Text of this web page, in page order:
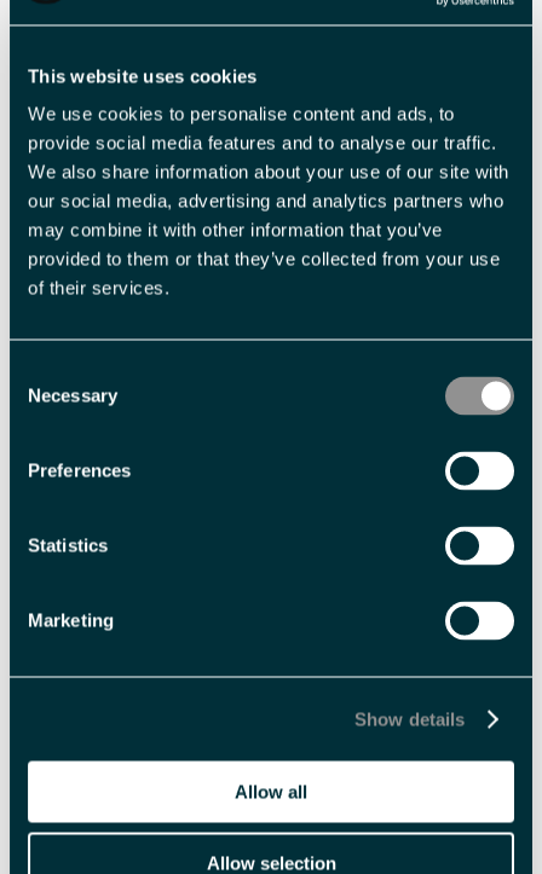
This website uses cookies
We use cookies to personalise content and ads, to
provide social media features and to analyse our traffic.
We also share information about your use of our site with
our social media, advertising and analytics partners who
may combine it with other information that you’ve
provided to them or that they’ve collected from your use
of their services.
Selection
Necessary
Preferences
Statistics
Marketing
Show details
Allow all
Allow selection
ligger i de fantastiske naturopplevelsene, som ikke lar seg
opplevelser i tiden du er på Svalbard - det være seg på snø og is
om vinteren eller på barmark og sjø i sommersesongen. Vi kan
love at opplevelsene i Høy-Arktis uansett er mange og gode –
bruk gjerne våre innholdsrike nettsider til å manøvrere deg frem
og finne inspirasjon og konkrete tilbud.
for tips og råd – vi er her for deg på telefon+47 79 02 55 50eller
Ronny Brunvoll
For mer informasjon, se
INFORMASJON